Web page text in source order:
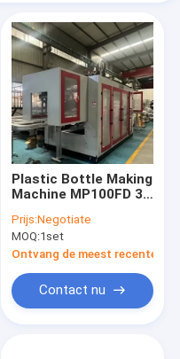
Plastic Bottle Making
Machine MP100FD 3
Prijs:Negotiate
MOQ:1set
Ontvang de meest recente
Contact nu